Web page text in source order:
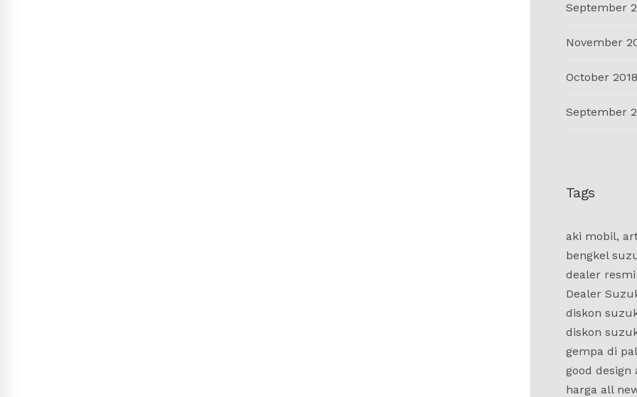
September
November
October 2018
September
Tags
aki mobil,
bengkel
dealer
Dealer
diskon
diskon
gempa di
good design
harga all